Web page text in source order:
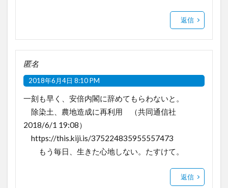
返信
匿名
2018年6月4日 8:10 PM
一刻も早く、安倍内閣に辞めてもらわないと。
除染土、農地造成に再利用 （共同通信社
2018/6/1 19:08）
https://this.kiji.is/375224835955557473
もう毎日、生きた心地しない。たすけて。
返信